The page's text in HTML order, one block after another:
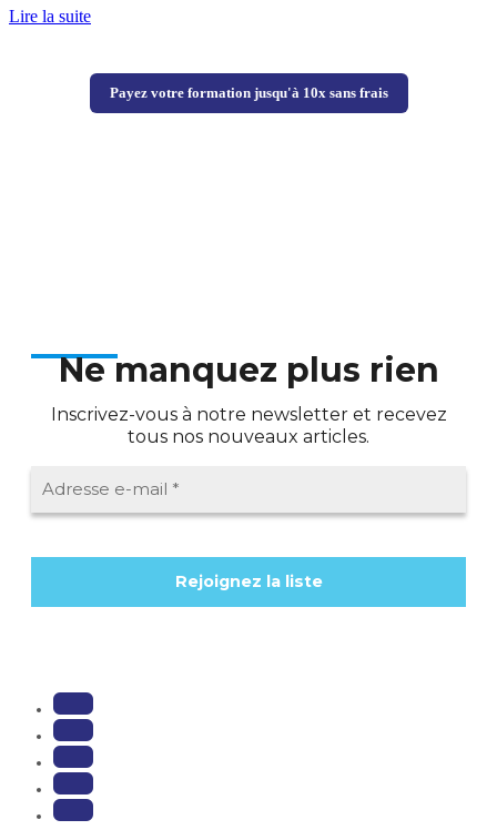
Lire la suite
Payez votre formation jusqu'à 10x sans frais
Ne manquez plus rien
Inscrivez-vous à notre newsletter et recevez
tous nos nouveaux articles.